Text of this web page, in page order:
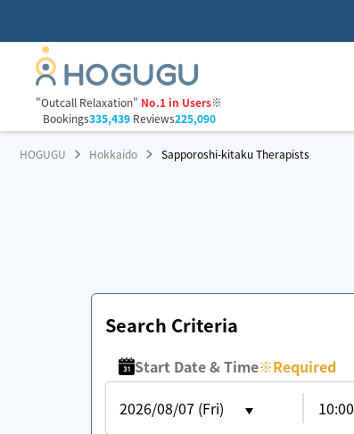
"Outcall Relaxation" No.1 in Users※
Bookings335,439Reviews225,090
HOGUGU Hokkaido Sapporoshi-kitaku Therapists
Search Criteria
Start Date & Time※Required
2026/08/07 (Fri)
10:00